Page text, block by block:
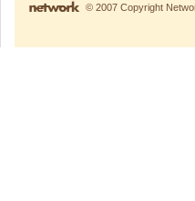
© 2007 Copyright